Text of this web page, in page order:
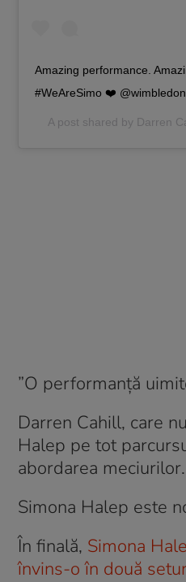
Amazing performance.
#WeAreSimo ❤️
A post shared by Darren
”O performanță
Darren Cahill, care
Halep pe tot
abordarea meciurilor.
Simona Halep este
În finală, Simona
învins-o în două